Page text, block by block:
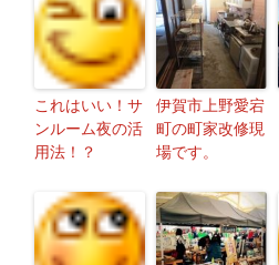
これはいい！サ
ンルーム夜の活
用法！？
伊賀市上野愛宕
町の町家改修現
場です。